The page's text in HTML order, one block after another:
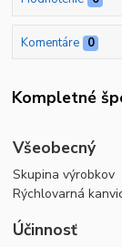
Komentáre 0
Kompletné
Všeobecný
Skupina výrobkov
Rýchlovarná
Účinnosť